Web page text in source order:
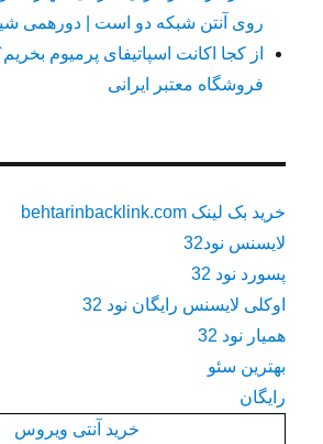
روی آنتن شبکه دو است | دورهمی
فروشگاه معتبر ایرانی
خرید بک لینک behtarinbacklink.com
لایسنس نود32
پسورد نود 32
اوکلی لایسنس رایگان نود 32
همیار نود 32
بهترین سئو
رایگان
خرید آنتی ویروس